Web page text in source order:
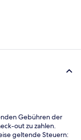
Gebühren der
out zu zahlen.
geltende Steuern: